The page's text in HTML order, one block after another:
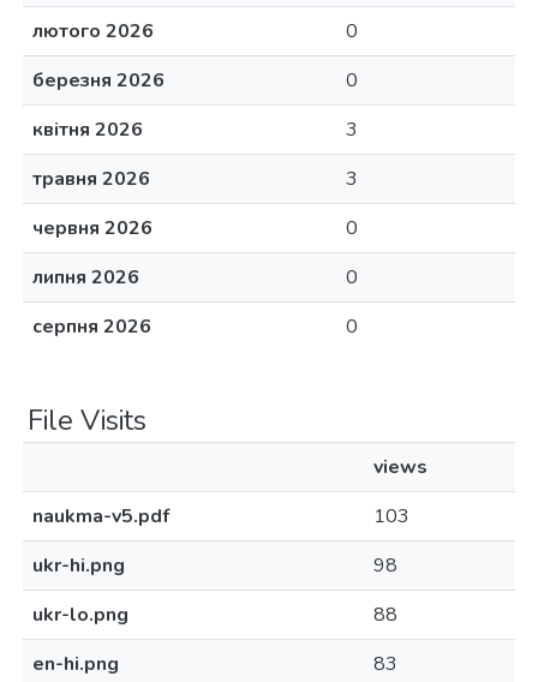
лютого 2026
0
березня 2026
0
квітня 2026
3
травня 2026
3
червня 2026
0
липня 2026
0
серпня 2026
0
File Visits
views
naukma-v5.pdf
103
ukr-hi.png
98
ukr-lo.png
88
en-hi.png
83